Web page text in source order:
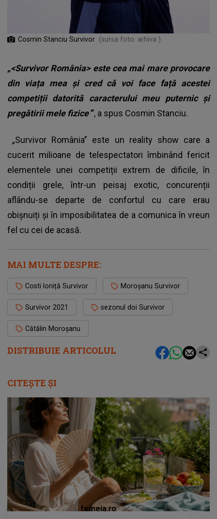
DISTRIBUIE ARTICOLUL
Cosmin Stanciu Survivor (sursa foto: arhiva )
„<Survivor România> este cea mai mare provocare
din viața mea și cred că voi face față acestei
competiții datorită caracterului meu puternic și
pregătirii mele fizice”, a spus Cosmin Stanciu.
„Survivor România” este un reality show care a
cucerit milioane de telespectatori îmbinând fericit
elementele unei competiții extrem de dificile, în
condiții grele, într-un peisaj exotic, concurenții
aflându-se departe de confortul cu care erau
obișnuiți și în imposibilitatea de a comunica în vreun
fel cu cei de acasă.
MAI MULTE DESPRE:
Costi Ioniță Survivor Moroşanu Survivor
Survivor 2021 sezonul doi Survivor
Cătălin Moroşanu
CITEȘTE ȘI
femeia.ro